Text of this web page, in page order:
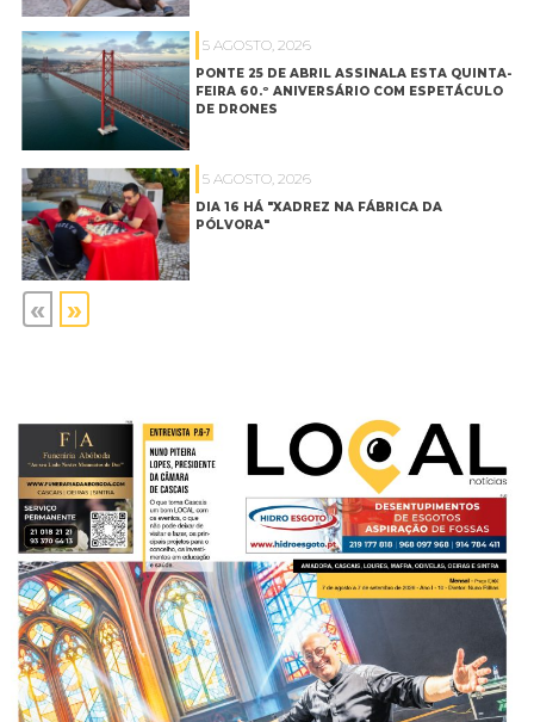
5 AGOSTO, 2026
PONTE 25 DE ABRIL ASSINALA ESTA QUINTA-
FEIRA 60.º ANIVERSÁRIO COM ESPETÁCULO
DE DRONES
5 AGOSTO, 2026
DIA 16 HÁ "XADREZ NA FÁBRICA DA
PÓLVORA"
« »